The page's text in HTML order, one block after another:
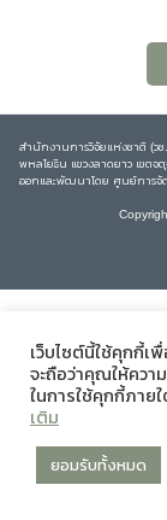
สำนักงานการวิจัยแห่งชาติ (ว
พหลโยธิน แขวงลาดยาว เขต
ออกและพัฒนาโดย ศูนย์การจั
เว็บไซต์นี้ใช้คุกกี้เ
จะถือว่าคุณให้ควา
ในการใช้คุกกี้ภาย
เติม
ยอมรับทั้งหมด